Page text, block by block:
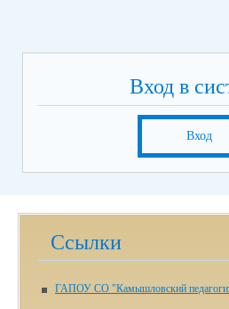
Вход в
Вход
Ссылки
ГАПОУ СО "Камышловский